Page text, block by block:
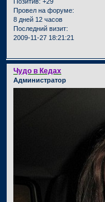
Провел на форуме:
8 дней 12 часов
Последний визит:
2009-11-27 18:21:21
Чудо в Кедах
Администратор